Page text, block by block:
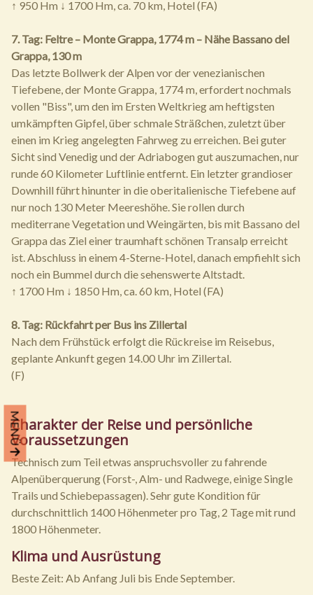
MENÜ
↑ 950 Hm ↓ 1700 Hm, ca. 70 km, Hotel (FA)
7. Tag: Feltre – Monte Grappa, 1774 m – Nähe Bassano del
Grappa, 130 m
Das letzte Bollwerk der Alpen vor der venezianischen
Tiefebene, der Monte Grappa, 1774 m, erfordert nochmals
vollen "Biss", um den im Ersten Weltkrieg am heftigsten
umkämpften Gipfel, über schmale Sträßchen, zuletzt über
einen im Krieg angelegten Fahrweg zu erreichen. Bei guter
Sicht sind Venedig und der Adriabogen gut auszumachen, nur
runde 60 Kilometer Luftlinie entfernt. Ein letzter grandioser
Downhill führt hinunter in die oberitalienische Tiefebene auf
nur noch 130 Meter Meereshöhe. Sie rollen durch
mediterrane Vegetation und Weingärten, bis mit Bassano del
Grappa das Ziel einer traumhaft schönen Transalp erreicht
ist. Abschluss in einem 4-Sterne-Hotel, danach empfiehlt sich
noch ein Bummel durch die sehenswerte Altstadt.
↑ 1700 Hm ↓ 1850 Hm, ca. 60 km, Hotel (FA)
8. Tag: Rückfahrt per Bus ins Zillertal
Nach dem Frühstück erfolgt die Rückreise im Reisebus,
geplante Ankunft gegen 14.00 Uhr im Zillertal.
(F)
Charakter der Reise und persönliche
Voraussetzungen
Technisch zum Teil etwas anspruchsvoller zu fahrende
Alpenüberquerung (Forst-, Alm- und Radwege, einige Single
Trails und Schiebepassagen). Sehr gute Kondition für
durchschnittlich 1400 Höhenmeter pro Tag, 2 Tage mit rund
1800 Höhenmeter.
Klima und Ausrüstung
Beste Zeit: Ab Anfang Juli bis Ende September.